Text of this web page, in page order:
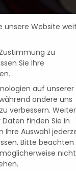
unsere Website
zu
Sie Ihre
auf unserer
andere uns
verbessern.
finden Sie in
Ihre Auswahl
Bitte beachten